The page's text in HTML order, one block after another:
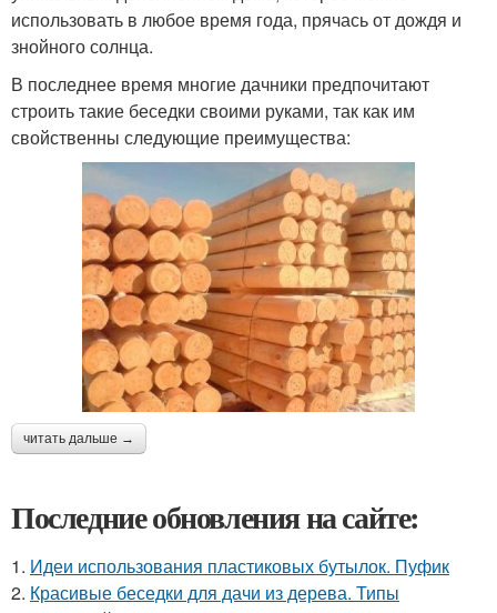
использовать в любое время года, прячась от дождя и
знойного солнца.
В последнее время многие дачники предпочитают
строить такие беседки своими руками, так как им
свойственны следующие преимущества:
читать дальше →
Последние обновления на сайте:
1. Идеи использования пластиковых бутылок. Пуфик
2. Красивые беседки для дачи из дерева. Типы